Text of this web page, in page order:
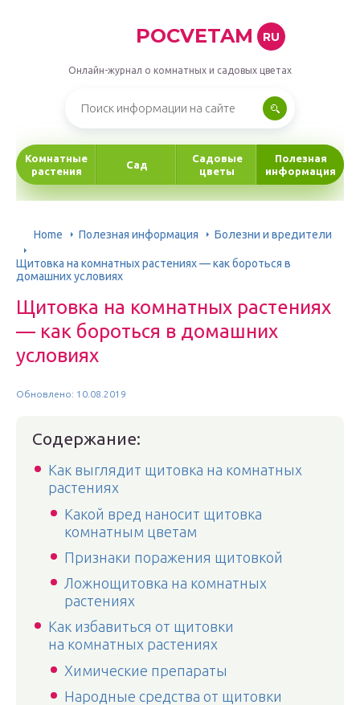
POCVETAM RU
Онлайн-журнал о комнатных и садовых цветах
Комнатные
растения
Сад
Садовые
цветы
Полезная
информация
Home Полезная информация Болезни и вредители
Щитовка на комнатных растениях — как бороться в
домашних условиях
Щитовка на комнатных растениях
— как бороться в домашних
условиях
Обновлено: 10.08.2019
Содержание:
Как выглядит щитовка на комнатных
растениях
Какой вред наносит щитовка
комнатным цветам
Признаки поражения щитовкой
Ложнощитовка на комнатных
растениях
Как избавиться от щитовки
на комнатных растениях
Химические препараты
Народные средства от щитовки